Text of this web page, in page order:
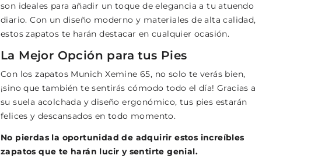
son ideales para añadir un toque de elegancia a tu atuendo
diario. Con un diseño moderno y materiales de alta calidad,
estos zapatos te harán destacar en cualquier ocasión.
La Mejor Opción para tus Pies
Con los zapatos Munich Xemine 65, no solo te verás bien,
¡sino que también te sentirás cómodo todo el día! Gracias a
su suela acolchada y diseño ergonómico, tus pies estarán
felices y descansados en todo momento.
No pierdas la oportunidad de adquirir estos increíbles
zapatos que te harán lucir y sentirte genial.